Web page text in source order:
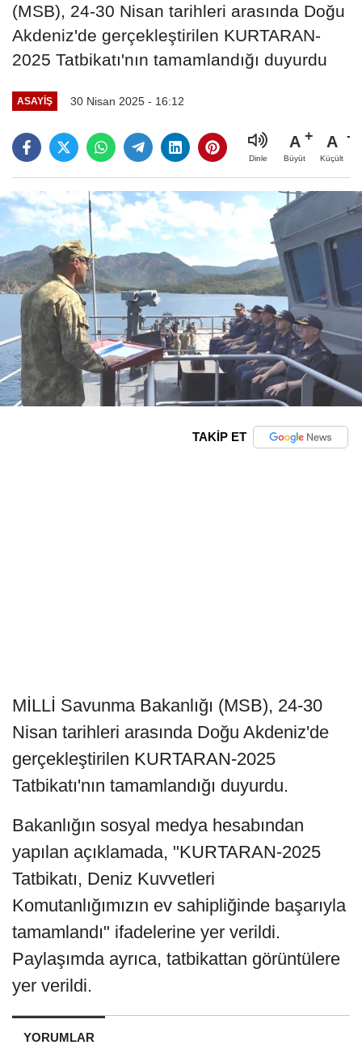
(MSB), 24-30 Nisan tarihleri arasında Doğu
Akdeniz'de gerçekleştirilen KURTARAN-
2025 Tatbikatı'nın tamamlandığı duyurdu
ASAYIŞ 30 Nisan 2025 - 16:12
Dinle
A
Büyüt
A
Küçült
TAKİP ET
MİLLİ Savunma Bakanlığı (MSB), 24-30
Nisan tarihleri arasında Doğu Akdeniz'de
gerçekleştirilen KURTARAN-2025
Tatbikatı'nın tamamlandığı duyurdu.
Bakanlığın sosyal medya hesabından
yapılan açıklamada, "KURTARAN-2025
Tatbikatı, Deniz Kuvvetleri
Komutanlığımızın ev sahipliğinde başarıyla
tamamlandı" ifadelerine yer verildi.
Paylaşımda ayrıca, tatbikattan görüntülere
yer verildi.
YORUMLAR